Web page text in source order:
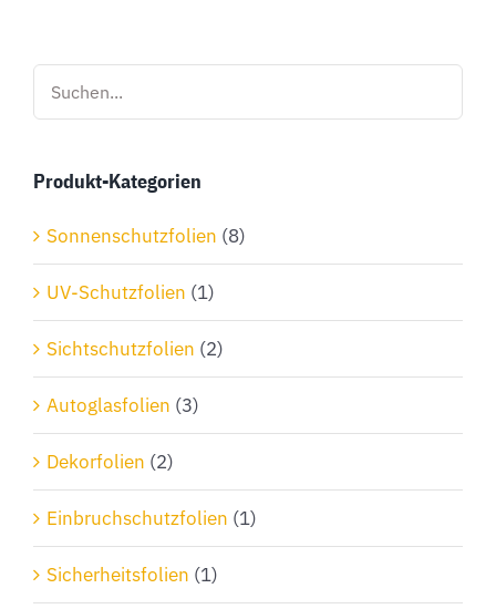
Produkt-Kategorien
Sonnenschutzfolien (8)
UV-Schutzfolien (1)
Sichtschutzfolien (2)
Autoglasfolien (3)
Dekorfolien (2)
Einbruchschutzfolien (1)
Sicherheitsfolien (1)